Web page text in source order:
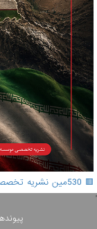
🟥 530مین نشریه تخصصی "مطالعات شرق" منتشر شد.
'